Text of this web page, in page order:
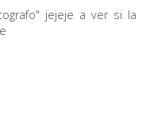
jejeje a ver si la